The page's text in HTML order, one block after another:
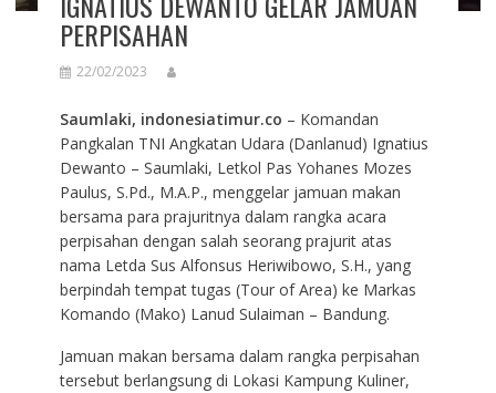
PERPISAHAN
22/02/2023
Saumlaki, indonesiatimur.co – Komandan
Pangkalan TNI Angkatan Udara (Danlanud) Ignatius
Dewanto – Saumlaki, Letkol Pas Yohanes Mozes
Paulus, S.Pd., M.A.P., menggelar jamuan makan
bersama para prajuritnya dalam rangka acara
perpisahan dengan salah seorang prajurit atas
nama Letda Sus Alfonsus Heriwibowo, S.H., yang
berpindah tempat tugas (Tour of Area) ke Markas
Komando (Mako) Lanud Sulaiman – Bandung.
Jamuan makan bersama dalam rangka perpisahan
tersebut berlangsung di Lokasi Kampung Kuliner,